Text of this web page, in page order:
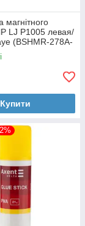
магнітного
LJ P1005 левая/
(BSHMR-278A-
Купити